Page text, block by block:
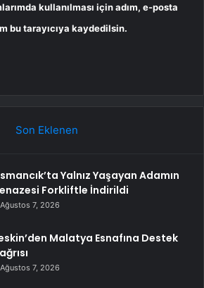
kullanılması için adım, e-posta
bu tarayıcıya kaydedilsin.
Son Eklenen
Yalnız Yaşayan Adamın
Forkliftle İndirildi
Ağustos 7, 2026
Malatya Esnafına Destek
Ağustos 7, 2026